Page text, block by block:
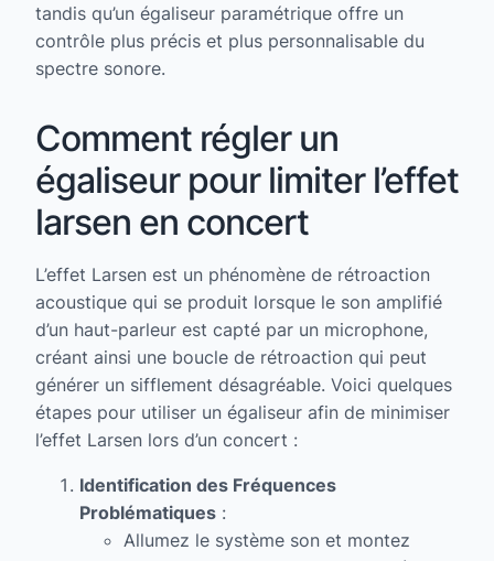
tandis qu’un égaliseur paramétrique offre un
contrôle plus précis et plus personnalisable du
spectre sonore.
Comment régler un
égaliseur pour limiter l’effet
larsen en concert
L’effet Larsen est un phénomène de rétroaction
acoustique qui se produit lorsque le son amplifié
d’un haut-parleur est capté par un microphone,
créant ainsi une boucle de rétroaction qui peut
générer un sifflement désagréable. Voici quelques
étapes pour utiliser un égaliseur afin de minimiser
l’effet Larsen lors d’un concert :
Identification des Fréquences
Problématiques :
Allumez le système son et montez